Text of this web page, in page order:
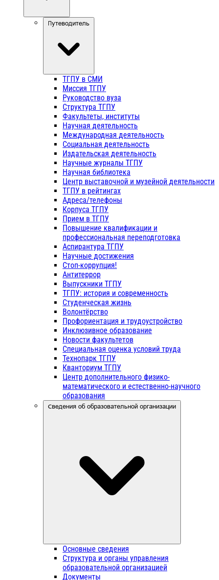
Путеводитель
ТГПУ в СМИ
Миссия ТГПУ
Руководство вуза
Структура ТГПУ
Факультеты, институты
Научная деятельность
Международная деятельность
Социальная деятельность
Издательская деятельность
Научные журналы ТГПУ
Научная библиотека
Центр выставочной и музейной деятельности
ТГПУ в рейтингах
Адреса/телефоны
Корпуса ТГПУ
Прием в ТГПУ
Повышение квалификации и
профессиональная переподготовка
Аспирантура ТГПУ
Научные достижения
Стоп-коррупция!
Антитеррор
Выпускники ТГПУ
ТГПУ: история и современность
Студенческая жизнь
Волонтёрство
Профориентация и трудоустройство
Инклюзивное образование
Новости факультетов
Специальная оценка условий труда
Технопарк ТГПУ
Кванториум ТГПУ
Центр дополнительного физико-
математического и естественно-научного
образования
Сведения об образовательной организации
Основные сведения
Структура и органы управления
образовательной организацией
Документы